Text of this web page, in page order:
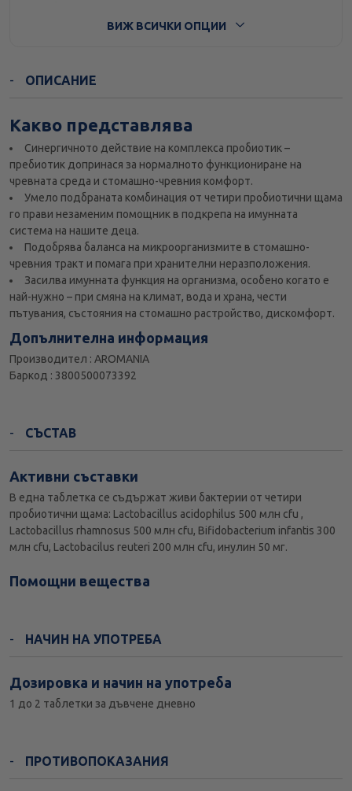
ВИЖ ВСИЧКИ ОПЦИИ
ОПИСАНИЕ
Какво представлява
Синергичното действие на комплекса пробиотик –
пребиотик допринася за нормалното функциониране на
чревната среда и стомашно-чревния комфорт.
Умело подбраната комбинация от четири пробиотични щама
го прави незаменим помощник в подкрепа на имунната
система на нашите деца.
Подобрява баланса на микроорганизмите в стомашно-
чревния тракт и помага при хранителни неразположения.
Засилва имунната функция на организма, особено когато е
най-нужно – при смяна на климат, вода и храна, чести
пътувания, състояния на стомашно растройство, дискомфорт.
Допълнителна информация
Производител : AROMANIA
Баркод : 3800500073392
СЪСТАВ
Активни съставки
В една таблетка се съдържат живи бактерии от четири
пробиотични щама: Lactobacillus acidophilus 500 млн cfu ,
Lactobacillus rhamnosus 500 млн cfu, Bifidobacterium infantis 300
млн cfu, Lactobacilus reuteri 200 млн cfu, инулин 50 мг.
Помощни вещества
НАЧИН НА УПОТРЕБА
Дозировка и начин на употреба
1 до 2 таблетки за дъвчене дневно
ПРОТИВОПОКАЗАНИЯ